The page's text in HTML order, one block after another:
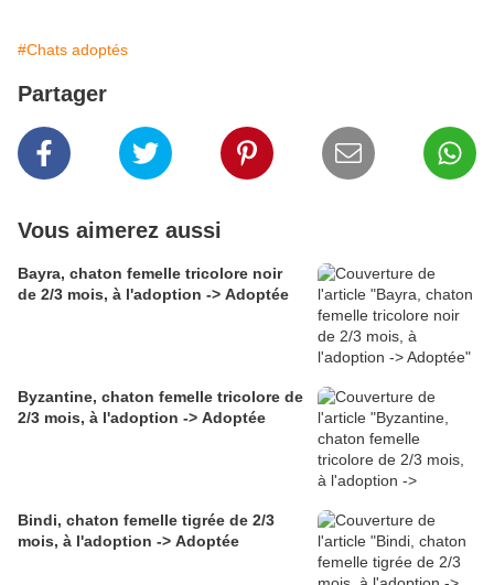
#Chats adoptés
Partager
Vous aimerez aussi
Bayra, chaton femelle tricolore noir
de 2/3 mois, à l'adoption -> Adoptée
Byzantine, chaton femelle tricolore de
2/3 mois, à l'adoption -> Adoptée
Bindi, chaton femelle tigrée de 2/3
mois, à l'adoption -> Adoptée